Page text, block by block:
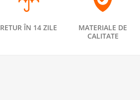
RETUR ÎN 14 ZILE
MATERIALE DE
CALITATE